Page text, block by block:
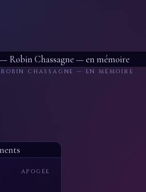
ROBIN CHASSAGNE — EN MÉMOIRE
APOGÉE